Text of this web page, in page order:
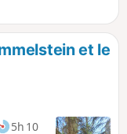
le Grand
partie de la
février et le 31et le
5h 10